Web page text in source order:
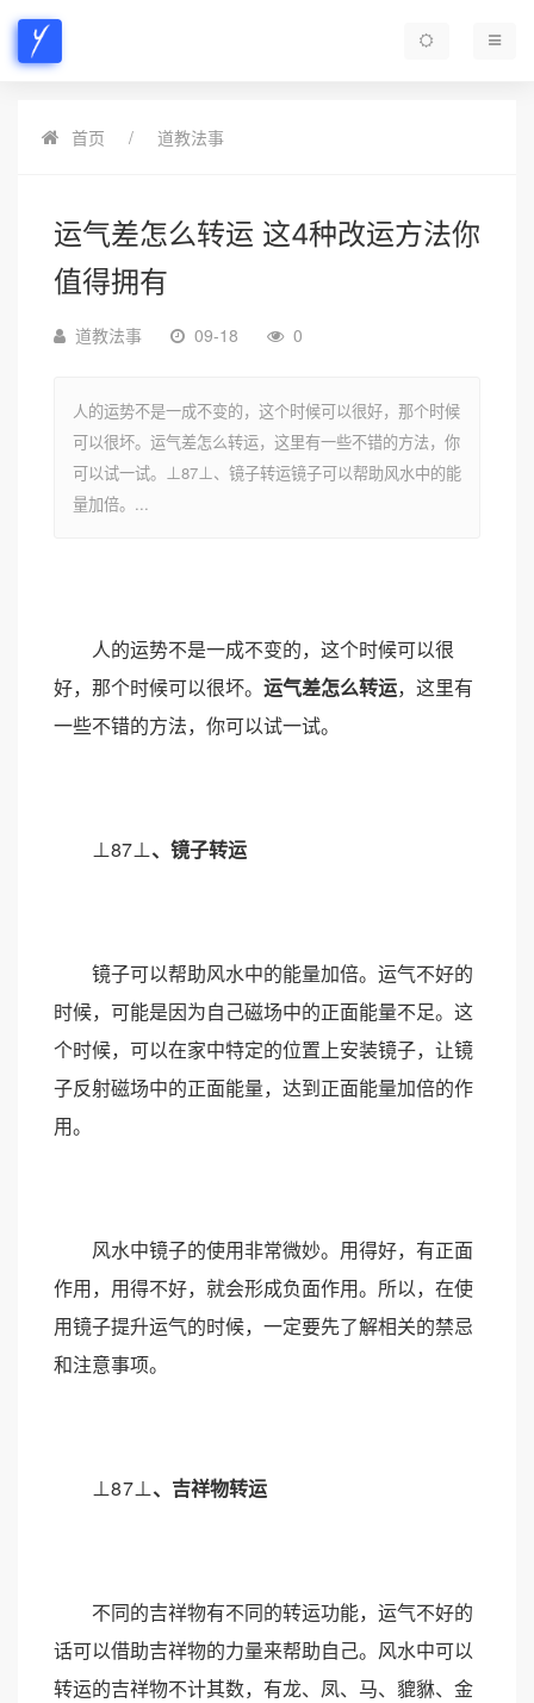
首页 道教法事
运气差怎么转运 这4种改运方法你
值得拥有
道教法事 09-18 0
人的运势不是一成不变的，这个时候可以很好，那个时候
可以很坏。运气差怎么转运，这里有一些不错的方法，你
可以试一试。⊥87⊥、镜子转运镜子可以帮助风水中的能
量加倍。...
人的运势不是一成不变的，这个时候可以很
好，那个时候可以很坏。 运气差怎么转运，这里有
一些不错的方法，你可以试一试。
⊥87⊥、镜子转运
镜子可以帮助风水中的能量加倍。运气不好的
时候，可能是因为自己磁场中的正面能量不足。这
个时候，可以在家中特定的位置上安装镜子，让镜
子反射磁场中的正面能量，达到正面能量加倍的作
用。
风水中镜子的使用非常微妙。用得好，有正面
作用，用得不好，就会形成负面作用。所以，在使
用镜子提升运气的时候，一定要先了解相关的禁忌
和注意事项。
⊥87⊥、 吉祥物转运
不同的吉祥物有不同的转运功能，运气不好的
话可以借助吉祥物的力量来帮助自己。风水中可以
转运的吉祥物不计其数，有龙、凤、马、貔貅、金